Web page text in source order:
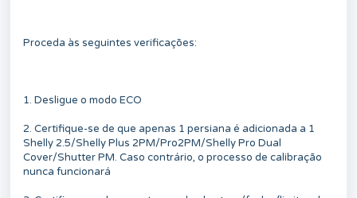
Proceda às seguintes verificações:
1. Desligue o modo ECO
2. Certifique-se de que apenas 1 persiana é adicionada a 1
Shelly 2.5/Shelly Plus 2PM/Pro2PM/Shelly Pro Dual
Cover/Shutter PM. Caso contrário, o processo de calibração
nunca funcionará